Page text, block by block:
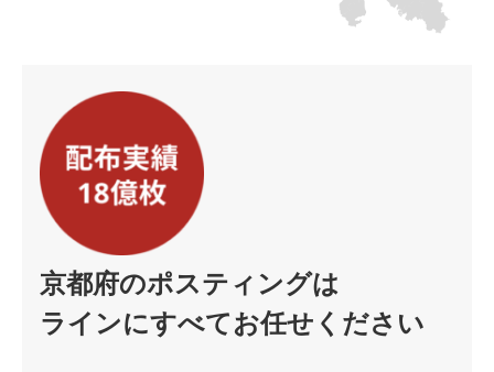
京都府のポスティングは
ラインにすべてお任せください